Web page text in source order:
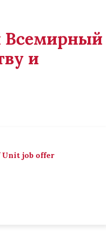
Всемирный
и
job offer